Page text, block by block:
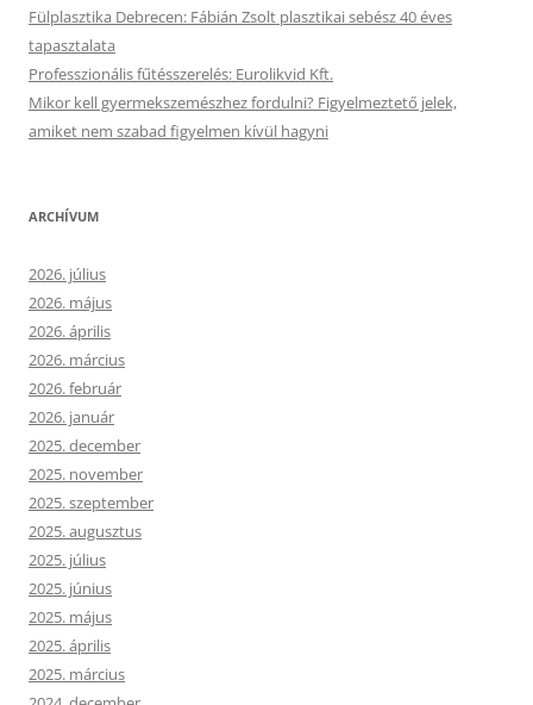
Fülplasztika Debrecen: Fábián Zsolt plasztikai sebész 40 éves
tapasztalata
Professzionális fűtésszerelés: Eurolikvid Kft.
Mikor kell gyermekszemészhez fordulni? Figyelmeztető jelek,
amiket nem szabad figyelmen kívül hagyni
ARCHÍVUM
2026. július
2026. május
2026. április
2026. március
2026. február
2026. január
2025. december
2025. november
2025. szeptember
2025. augusztus
2025. július
2025. június
2025. május
2025. április
2025. március